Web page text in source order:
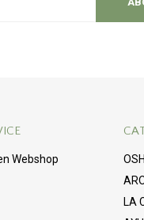
Webshop
LA